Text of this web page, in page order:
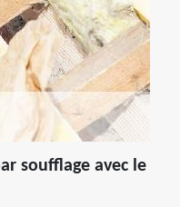
soufflage avec le